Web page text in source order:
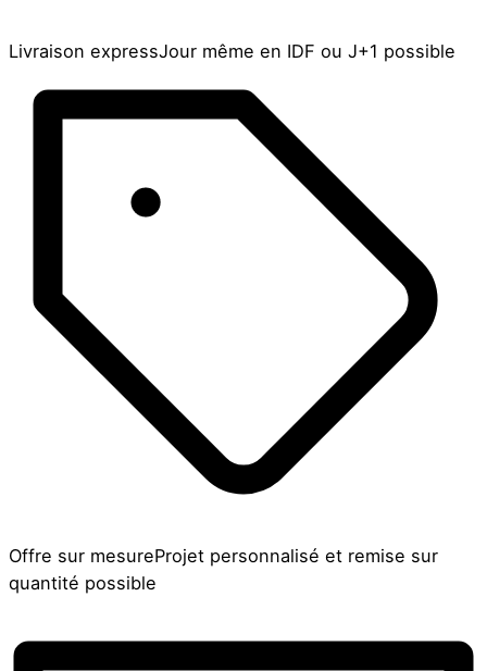
Livraison expressJour même en IDF ou J+1 possible
Offre sur mesureProjet personnalisé et remise sur
quantité possible